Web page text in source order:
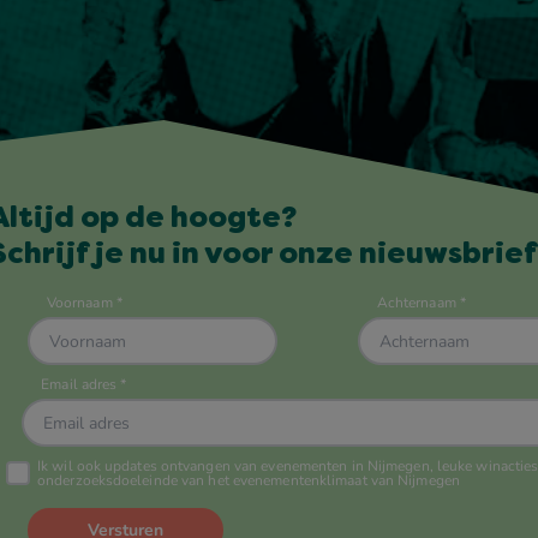
op de hoogte?
je nu in voor onze